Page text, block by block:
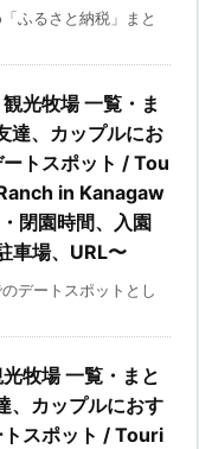
ふるさと納税」まと
光牧場 一覧・ま
達、カップルにお
トスポット / Tou
in Kanagaw
閉園時間、入園
車場、URL〜
デートスポットとし
牧場 一覧・まと
、カップルにおす
スポット / Touri